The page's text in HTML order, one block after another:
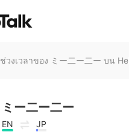
ช่วงเวลาของ ミー二ー二ー บน
ミー二ー二ー
EN JP